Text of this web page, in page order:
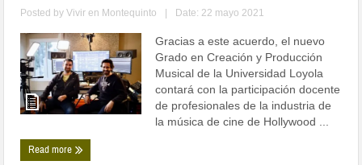
Posted byVivir en Montequinto Date: 22 mayo 2021
Gracias a este acuerdo, el nuevo
Grado en Creación y Producción
Musical de la Universidad Loyola
contará con la participación docente
de profesionales de la industria de
la música de cine de Hollywood ...
Read more